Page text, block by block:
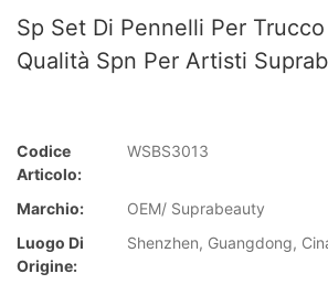
Sp Set Di Pennelli Per
Qualità Spn Per Artisti
Codice
Articolo:
WSBS3013
Marchio:
OEM/ Suprabeauty
Luogo Di
Origine:
Shenzhen, Guangdong,